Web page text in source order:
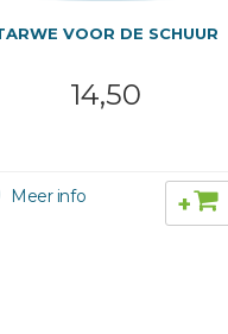
VOOR DE SCHUUR
14,50
+